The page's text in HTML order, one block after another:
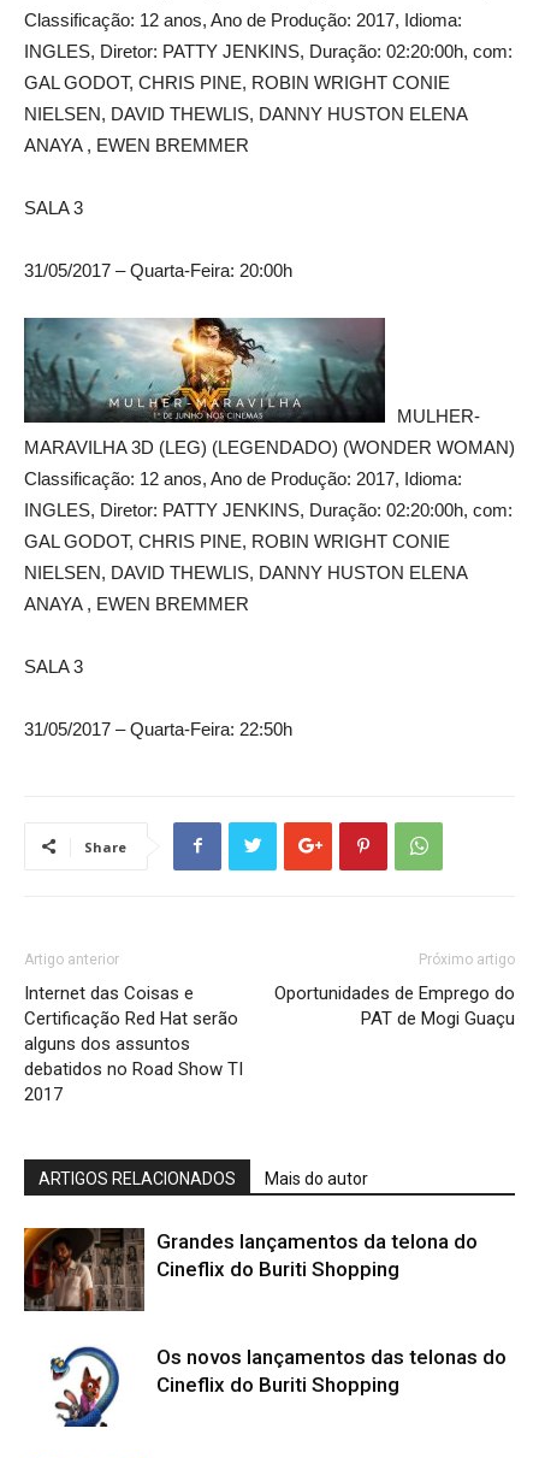
Classificação: 12 anos, Ano de Produção: 2017, Idioma:
INGLES, Diretor: PATTY JENKINS, Duração: 02:20:00h, com:
GAL GODOT, CHRIS PINE, ROBIN WRIGHT CONIE
NIELSEN, DAVID THEWLIS, DANNY HUSTON ELENA
ANAYA , EWEN BREMMER
SALA 3
31/05/2017 – Quarta-Feira: 20:00h
MULHER-
MARAVILHA 3D (LEG) (LEGENDADO) (WONDER WOMAN)
Classificação: 12 anos, Ano de Produção: 2017, Idioma:
INGLES, Diretor: PATTY JENKINS, Duração: 02:20:00h, com:
GAL GODOT, CHRIS PINE, ROBIN WRIGHT CONIE
NIELSEN, DAVID THEWLIS, DANNY HUSTON ELENA
ANAYA , EWEN BREMMER
SALA 3
31/05/2017 – Quarta-Feira: 22:50h
Share
Artigo anterior
Internet das Coisas e
Certificação Red Hat serão
alguns dos assuntos
debatidos no Road Show TI
2017
Próximo artigo
Oportunidades de Emprego do
PAT de Mogi Guaçu
ARTIGOS RELACIONADOS Mais do autor
Grandes lançamentos da telona do
Cineflix do Buriti Shopping
Os novos lançamentos das telonas do
Cineflix do Buriti Shopping